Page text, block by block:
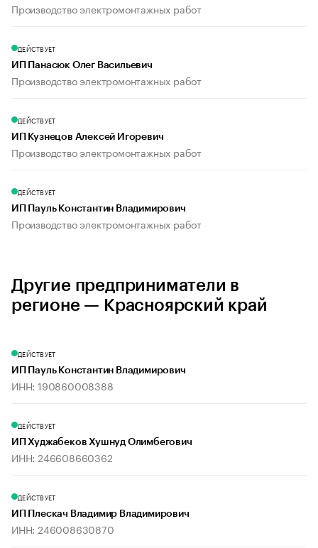
Производство электромонтажных работ
ДЕЙСТВУЕТ
ИП Панасюк Олег Васильевич
Производство электромонтажных работ
ДЕЙСТВУЕТ
ИП Кузнецов Алексей Игоревич
Производство электромонтажных работ
ДЕЙСТВУЕТ
ИП Пауль Константин Владимирович
Производство электромонтажных работ
Другие предприниматели в
регионе — Красноярский край
ДЕЙСТВУЕТ
ИП Пауль Константин Владимирович
ИНН: 190860008388
ДЕЙСТВУЕТ
ИП Худжабеков Хушнуд Олимбегович
ИНН: 246608660362
ДЕЙСТВУЕТ
ИП Плескач Владимир Владимирович
ИНН: 246008630870